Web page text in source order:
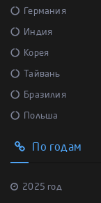
Германия
Индия
Корея
Тайвань
Бразилия
Польша
По годам
2025 год